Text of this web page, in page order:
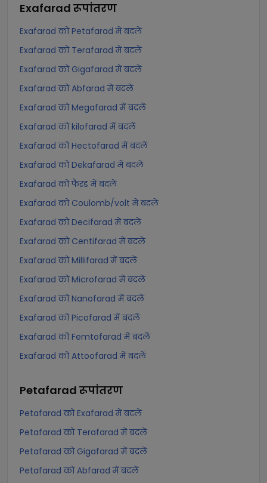
Exafarad रूपांतरण
Exafarad को Petafarad में बदलें
Exafarad को Terafarad में बदलें
Exafarad को Gigafarad में बदलें
Exafarad को Abfarad में बदलें
Exafarad को Megafarad में बदलें
Exafarad को kilofarad में बदलें
Exafarad को Hectofarad में बदलें
Exafarad को Dekafarad में बदलें
Exafarad को फैरड में बदलें
Exafarad को Coulomb/volt में बदलें
Exafarad को Decifarad में बदलें
Exafarad को Centifarad में बदलें
Exafarad को Millifarad में बदलें
Exafarad को Microfarad में बदलें
Exafarad को Nanofarad में बदलें
Exafarad को Picofarad में बदलें
Exafarad को Femtofarad में बदलें
Exafarad को Attoofarad में बदलें
Petafarad रूपांतरण
Petafarad को Exafarad में बदलें
Petafarad को Terafarad में बदलें
Petafarad को Gigafarad में बदलें
Petafarad को Abfarad में बदलें